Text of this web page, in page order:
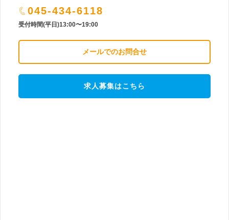
045-434-6118
受付時間(平日)13:00〜19:00
メールでのお問合せ
求人募集はこちら